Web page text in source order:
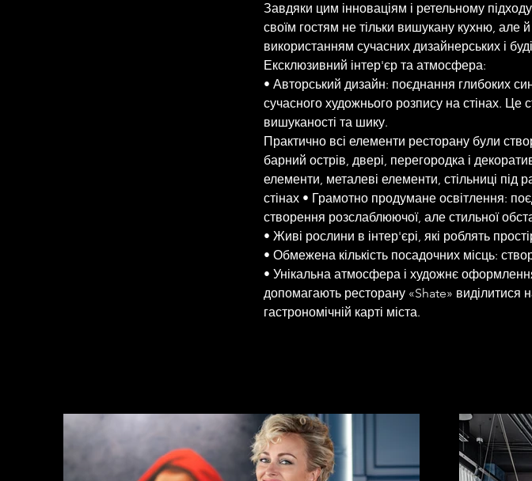
Завдяки цим інноваціям і ретельному
своїм гостям не тільки вишукану кухню, але
використанням сучасних дизайнерських і
Ексклюзивний інтер'єр та атмосфера:
• Авторський дизайн: поєднання глибоких
сучасного художнього розпису на стінах. Це
вишуканості та шику.
Практично всі елементи ресторану були
барний острів, двері, перегородка і
елементи, металеві елементи, стільниці під
стінах • Грамотно продумане освітлення:
створення розслаблюючої, але стильної
• Живі рослини в інтер'єрі, які роблять
• Обмежена кількість посадочних місць:
• Унікальна атмосфера і художнє
допомагають ресторану «Shate» виділитися
гастрономічній карті міста.